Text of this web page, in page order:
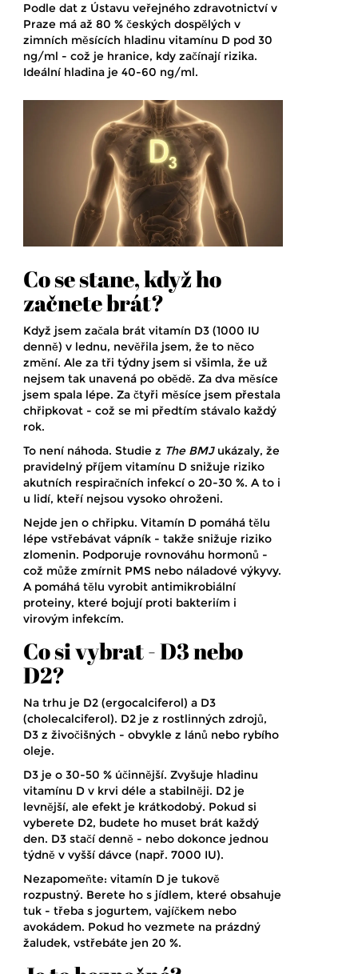
Podle dat z Ústavu veřejného zdravotnictví v
Praze má až 80 % českých dospělých v
zimních měsících hladinu vitamínu D pod 30
ng/ml - což je hranice, kdy začínají rizika.
Ideální hladina je 40-60 ng/ml.
Co se stane, když ho
začnete brát?
Když jsem začala brát vitamín D3 (1000 IU
denně) v lednu, nevěřila jsem, že to něco
změní. Ale za tři týdny jsem si všimla, že už
nejsem tak unavená po obědě. Za dva měsíce
jsem spala lépe. Za čtyři měsíce jsem přestala
chřipkovat - což se mi předtím stávalo každý
rok.
To není náhoda. Studie z The BMJukázaly, že
pravidelný příjem vitamínu D snižuje riziko
akutních respiračních infekcí o 20-30 %. A to i
u lidí, kteří nejsou vysoko ohroženi.
Nejde jen o chřipku. Vitamín D pomáhá tělu
lépe vstřebávat vápník - takže snižuje riziko
zlomenin. Podporuje rovnováhu hormonů -
což může zmírnit PMS nebo náladové výkyvy.
A pomáhá tělu vyrobit antimikrobiální
proteiny, které bojují proti bakteriím i
virovým infekcím.
Co si vybrat - D3 nebo
D2?
Na trhu je D2 (ergocalciferol) a D3
(cholecalciferol). D2 je z rostlinných zdrojů,
D3 z živočišných - obvykle z lánů nebo rybího
oleje.
D3 je o 30-50 % účinnější. Zvyšuje hladinu
vitamínu D v krvi déle a stabilněji. D2 je
levnější, ale efekt je krátkodobý. Pokud si
vyberete D2, budete ho muset brát každý
den. D3 stačí denně - nebo dokonce jednou
týdně v vyšší dávce (např. 7000 IU).
Nezapomeňte: vitamín D je tukově
rozpustný. Berete ho s jídlem, které obsahuje
tuk - třeba s jogurtem, vajíčkem nebo
avokádem. Pokud ho vezmete na prázdný
žaludek, vstřebáte jen 20 %.